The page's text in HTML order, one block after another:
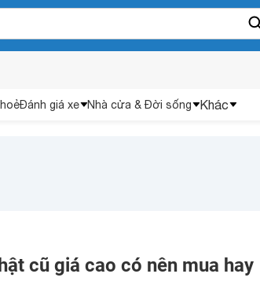
Đánh giá xe Nhà cửa & Đời sống Khác
cũ giá cao có nên mua hay